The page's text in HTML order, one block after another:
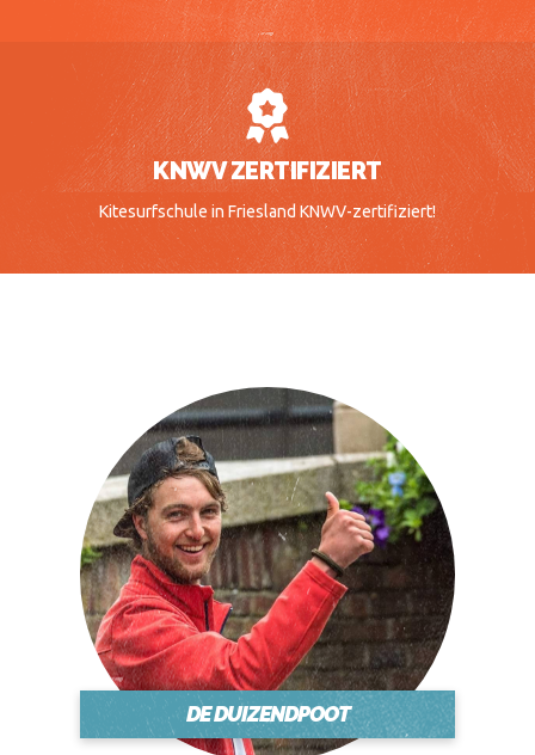
KNWV ZERTIFIZIERT
Kitesurfschule in Friesland KNWV-zertifiziert!
DE DUIZENDPOOT